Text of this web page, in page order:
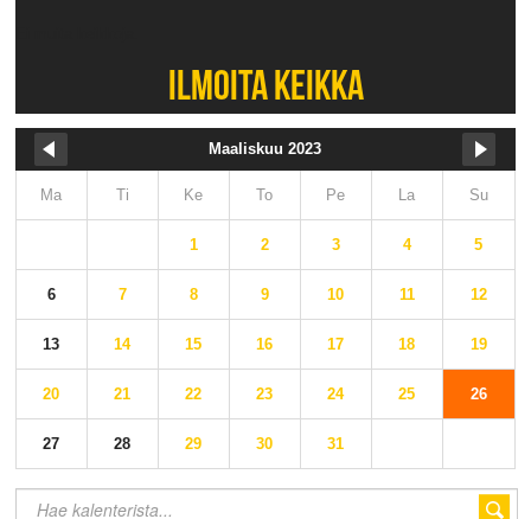
ILMOITA KEIKKA
Maaliskuu 2023
Ma Ti Ke To Pe La Su
1 2 3 4 5
6 7 8 9 10 11 12
13 14 15 16 17 18 19
20 21 22 23 24 25 26
27 28 29 30 31